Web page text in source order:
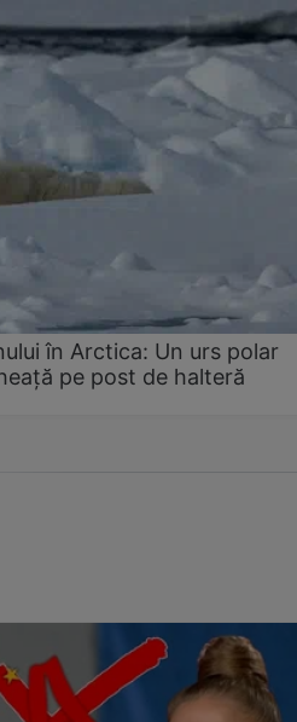
în Arctica: Un urs polar
pe post de halteră